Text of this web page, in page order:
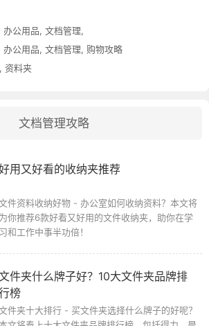
办公用品, 文档管理,
办公用品, 文档管理, 购物攻略
, 资料夹
文档管理攻略
用又好看的收纳夹推荐
件资料收纳好物 - 办公室如何收纳资料？本文将
为你推荐6款好看又好用的文件收纳夹，助你在学
习和工作中事半功倍！
件夹什么牌子好？10大文件夹品牌排
榜
件夹十大排行 - 买文件夹选择什么牌子的好呢？